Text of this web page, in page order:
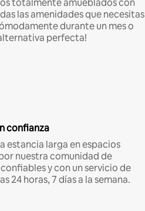
totalmente amueblados con
las amenidades que necesitas
durante un mes o
alternativa perfecta!
confianza
estancia larga en espacios
nuestra comunidad de
y con un servicio de
24 horas, 7 días a la semana.